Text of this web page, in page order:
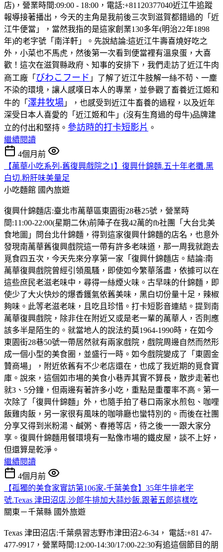
店)，營業時間:09:00 - 18:00，電話:+81120377040近江牛追蹤
報導接著播出，今天的主角是我前後三次到滋賀都錯過的「近
江牛便當」，當然我指的是這家創業130多年(明治22年1898
年)的老字號「南洋軒」。先說結論:這近江牛壽喜燒好吃之
外，小菜也不馬虎，然後第一次看到便當裡有溫泉蛋，大喜
歡！這次在滋賀縣政府、知事的安排下，我們走訪了近江牛肉
商工廠「 びわこフード 」了解了近江牛肢解一絲不苟、一塵
不染的環境，讓人感嘆日本人的專業，並參觀了畜養近江姬和
牛的「 澤井牧場 」，也感受到近江牛畜養的過程，以及近年
深受日本人喜愛的「近江姬和牛」(沒有生育過的母牛)品牌建
立的付出和堅持。 參訪時的打卡短影片 。
繼續閱讀
4個月前
【萬華小吃系列-舊復興戲院之1】復興什錦麵.五十年老攤.黑
白切.粉肝味美量足
小吃麵館 國內旅遊
復興什錦麵店:臺北市萬華區東園街28巷25號，營業時
間:11:00-22:00(星期二休)前陣子在我42萬的fb社團「大台北美
食地圖」問台北什錦麵，得到這家復興什錦麵的店名，也意外
發現南萬華舊復興戲院這一帶有許多老味道，那一周我就跑去
覓食四五次，今天先來分享第一家「復興什錦麵店。結論:南
萬華復興戲院曾經引領風騷，即使如今繁華落盡，依據可以在
這些庶民老滋老味中，尋得一絲煙火味。古早味的什錦麵，即
使少了大火快炒的爆香鑊氣依舊美味，黑白切份量十足，辣椒
夠味。此等老滋老味，且吃且珍惜。打卡短影音連結。提到南
萬華復興戲院，除非住在附近又或是老一輩的萬華人，否則應
該多半是陌生的。就當地人的說法約莫1964-1990時，在如今
東園街28巷50號一帶居然就有兩家戲院，戲院周邊自然而然形
成一個小型的美食圈，並盛行一時。如今戲院變成了「東園金
贊商場」，附近依舊有不少老店還在，也成了我近期的覓食寶
庫。說來，這個如市場的美食小巷弄其實不算長，散步走著也
就3、5分鐘，但兩邊有著許多小吃，重點是重覆率不高。第一
次除了「復興什錦麵」外，也隨手拍了巷口兩家水煎包、咖哩
飯雞肉飯，另一家很有風味的咖啡廳也蠻特別的。而後在社團
分享又得到米粉湯、鹹粥、春捲等店，待之後一一跟大家分
享。復興什錦麵用餐環境有一點像市場的鐵皮屋，談不上好，
但還算是乾淨。
繼續閱讀
4個月前
【孤獨的美食家實訪第106家-千葉美食】35年牛排老字
號.Texas 津田沼店.沙郎牛排加大蒜炒飯.跟著五郎這樣吃
關東－千葉縣 國外旅遊
Texas 津田沼店:千葉県習志野市津田沼2-6-34， 電話:+81 47-
477-9917，營業時間:12:00-14:30/17:00-22:30有追這個節目的朋